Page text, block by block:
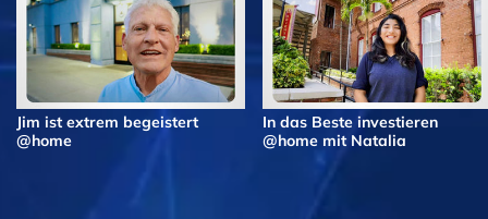
Jim ist extrem begeistert
@home
In das Beste investieren
@home mit Natalia